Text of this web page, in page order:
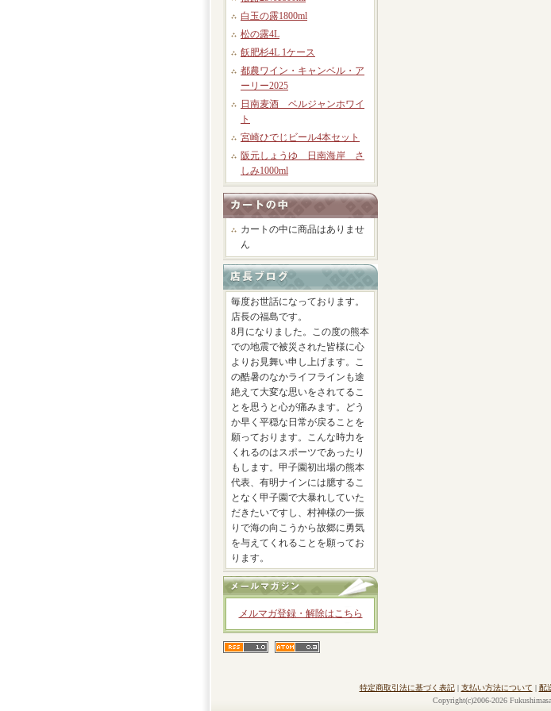
白玉の露1800ml
松の露4L
飫肥杉4L 1ケース
都農ワイン・キャンベル・ア
ーリー2025
日南麦酒 ベルジャンホワイ
ト
宮崎ひでじビール4本セット
阪元しょうゆ 日南海岸 さ
しみ1000ml
カートの中に商品はありませ
ん
毎度お世話になっております。
店長の福島です。
8月になりました。この度の熊本
での地震で被災された皆様に心
よりお見舞い申し上げます。こ
の酷暑のなかライフラインも途
絶えて大変な思いをされてるこ
とを思うと心が痛みます。どう
か早く平穏な日常が戻ることを
願っております。こんな時力を
くれるのはスポーツであったり
もします。甲子園初出場の熊本
代表、有明ナインには臆するこ
となく甲子園で大暴れしていた
だきたいですし、村神様の一振
りで海の向こうから故郷に勇気
を与えてくれることを願ってお
ります。
メルマガ登録・解除はこちら
特定商取引法に基づく表記| 支払い方法について | 配
Copyright(c)2006-2026